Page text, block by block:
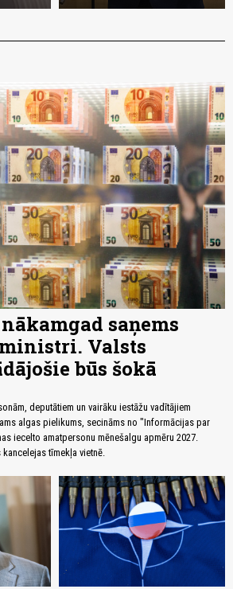
saņems
Valsts
būs šokā
deputātiem un vairāku iestāžu vadītājiem
algas pielikums, secināms no "Informācijas par
iecelto amatpersonu mēnešalgu apmēru 2027.
tīmekļa vietnē.